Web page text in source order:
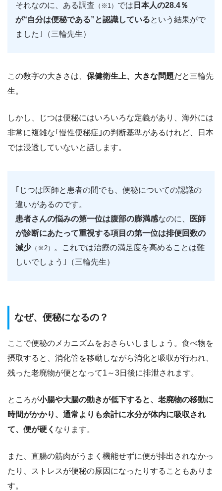
それなのに、ある調査 （※1） では 日本人の28.4％
が“自分は便秘である”と認識しているという結果がで
ました｣（三輪先生）
この数字の大きさは、 保健衛生上、大きな問題だと三輪先
生。
しかし、じつは便秘にはいろいろな定義があり、海外には
非常に複雑な｢慢性便秘症｣の判断基準があるけれど、日本
では浸透していないと話します。
｢じつは医師と患者の間でも、便秘についての認識の
違いがあるのです。
患者さんの悩みの第一位は腹部の膨満感なのに、
医師
が診断にあたって重視する項目の第一位は排便回数の
減少（※2）
。これでは治療の満足度を高めることは難
しいでしょう｣（三輪先生）
なぜ、便秘になるの？
ここで便秘のメカニズムをおさらいしましょう。食べ物を
摂取すると、消化管を移動しながら消化と吸収が行われ、
残った老廃物が便となって1～3日後に排泄されます。
ところが小腸や大腸の動きが低下すると、老廃物の移動に
時間がかかり、通常よりも余計に水分が体内に吸収され
て、便が硬く なります。
また、直腸の筋肉がうまく機能せずに便が排出されなかっ
たり、ストレスが便秘の原因になったりすることもありま
す。